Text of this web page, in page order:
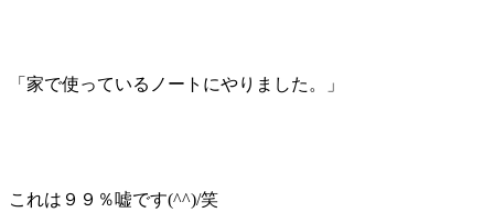
「家で使っているノートにやりました。」
これは９９％嘘です(^^)/笑